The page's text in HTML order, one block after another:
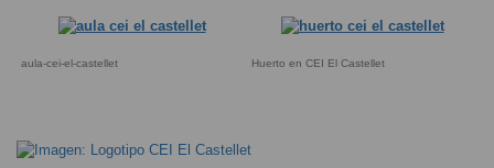
aula-cei-el-castellet Huerto en CEI El Castellet